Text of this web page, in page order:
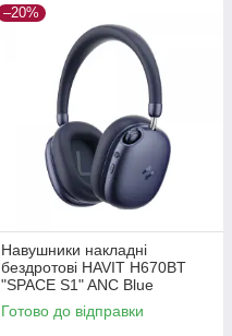
–20%
Навушники накладні
бездротові HAVIT H670BT
"SPACE S1" ANC Blue
Готово до відправки